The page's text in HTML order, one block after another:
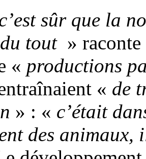
sûr que la
tout »
« productions
« de
» : « c’était
des